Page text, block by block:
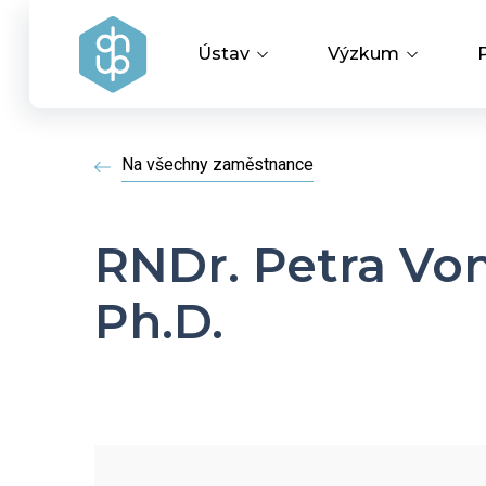
Ústav
Historie ústavu
Výzkum
Covid-19
Na všechny zaměstnance
RNDr. Petra
Ph.D.